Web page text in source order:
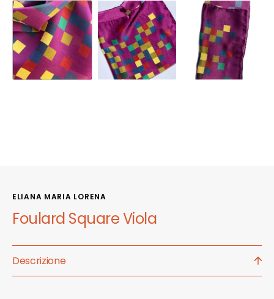
ELIANA MARIA LORENA
Foulard Square Viola
Descrizione